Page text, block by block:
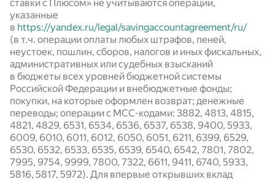
ставки с Плюсом» не учитываются операции,
указанные
в https://yandex.ru/legal/savingaccountagreement/ru/
(в т.ч. операции оплаты любых штрафов, пеней,
неустоек, пошлин, сборов, налогов и иных фискальных,
административных или судебных взысканий
в бюджеты всех уровней бюджетной системы
Российской Федерации и внебюджетные фонды;
покупки, на которые оформлен возврат; денежные
переводы; операции с МСС-кодами: 3882, 4813, 4815,
4821, 4829, 6531, 6534, 6536, 6537, 6538, 9400, 5933,
6009, 6010, 6011, 6012, 6050, 6051, 6211, 6399, 6529,
6530, 6532, 6533, 6535, 6539, 6540, 6542, 7801, 7802,
7995, 9754, 9999, 7800, 7322, 6611, 9411, 6740, 5933,
5816, 5817, 5972). Для впервые открывших вклад